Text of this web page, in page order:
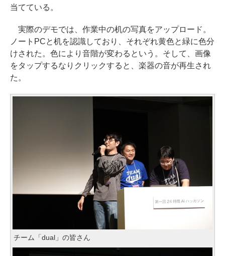
当てている。
実際のデモでは、作業中の机の写真をアップロード。
ノートPCと机を認識しており、それぞれ黄色と緑に色分
けされた。色により音階が変わるという。そして、画像
をタップするなりクリックすると、楽器の音が再生され
た。
チーム「dual」の皆さん